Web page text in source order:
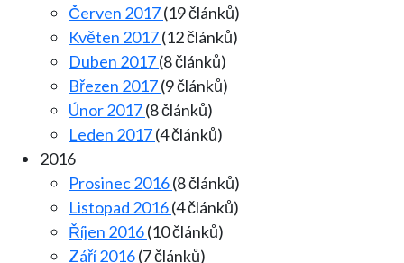
Červen 2017(19 článků)
Květen 2017(12 článků)
Duben 2017(8 článků)
Březen 2017(9 článků)
Únor 2017(8 článků)
Leden 2017(4 článků)
2016
Prosinec 2016(8 článků)
Listopad 2016(4 článků)
Říjen 2016(10 článků)
Září 2016(7 článků)